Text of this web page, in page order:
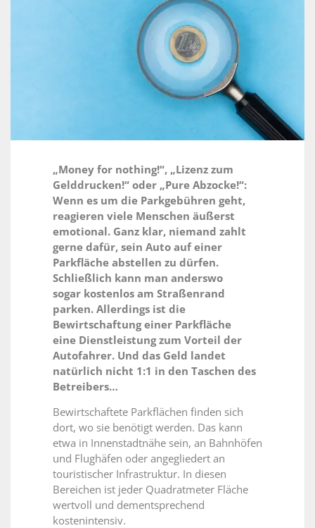
„Money for nothing!“, „Lizenz zum
Gelddrucken!“ oder „Pure Abzocke!“:
Wenn es um die Parkgebühren geht,
reagieren viele Menschen äußerst
emotional. Ganz klar, niemand zahlt
gerne dafür, sein Auto auf einer
Parkfläche abstellen zu dürfen.
Schließlich kann man anderswo
sogar kostenlos am Straßenrand
parken. Allerdings ist die
Bewirtschaftung einer Parkfläche
eine Dienstleistung zum Vorteil der
Autofahrer. Und das Geld landet
natürlich nicht 1:1 in den Taschen des
Betreibers…
Bewirtschaftete Parkflächen finden sich
dort, wo sie benötigt werden. Das kann
etwa in Innenstadtnähe sein, an Bahnhöfen
und Flughäfen oder angegliedert an
touristischer Infrastruktur. In diesen
Bereichen ist jeder Quadratmeter Fläche
wertvoll und dementsprechend
kostenintensiv.